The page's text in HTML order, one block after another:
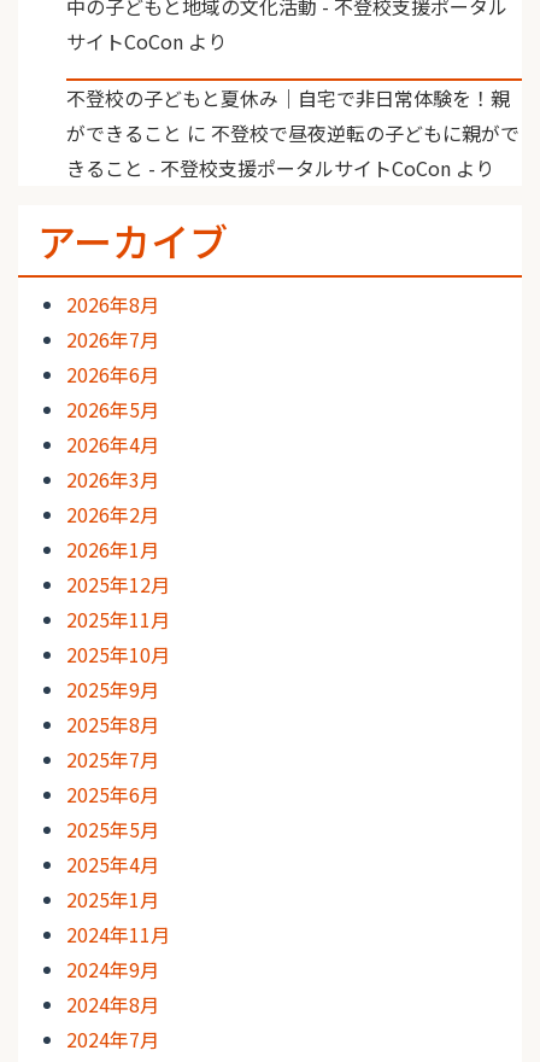
中の子どもと地域の文化活動 - 不登校支援ポータル
サイトCoCon より
不登校の子どもと夏休み｜自宅で非日常体験を！親
ができること に 不登校で昼夜逆転の子どもに親がで
きること - 不登校支援ポータルサイトCoCon より
アーカイブ
2026年8月
2026年7月
2026年6月
2026年5月
2026年4月
2026年3月
2026年2月
2026年1月
2025年12月
2025年11月
2025年10月
2025年9月
2025年8月
2025年7月
2025年6月
2025年5月
2025年4月
2025年1月
2024年11月
2024年9月
2024年8月
2024年7月